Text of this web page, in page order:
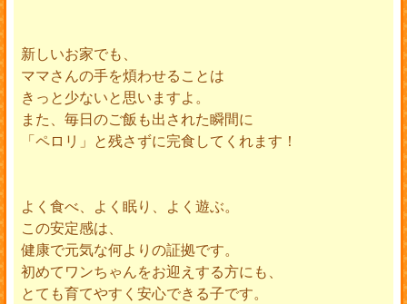
新しいお家でも、
ママさんの手を煩わせることは
きっと少ないと思いますよ。
また、毎日のご飯も出された瞬間に
「ペロリ」と残さずに完食してくれます！
よく食べ、よく眠り、よく遊ぶ。
この安定感は、
健康で元気な何よりの証拠です。
初めてワンちゃんをお迎えする方にも、
とても育てやすく安心できる子です。